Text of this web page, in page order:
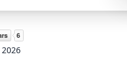
2026